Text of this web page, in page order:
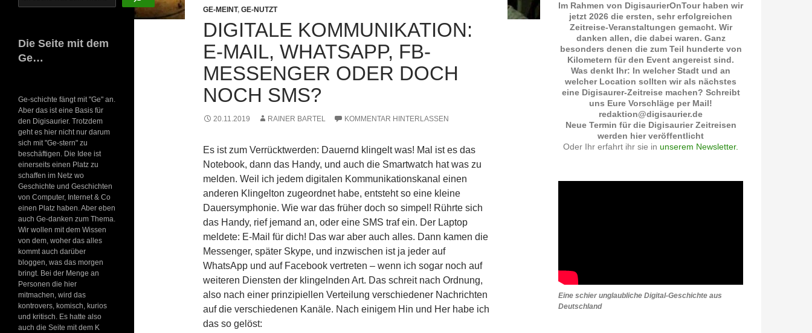
GE-MEINT, GE-NUTZT
DIGITALE KOMMUNIKATION:
E-MAIL, WHATSAPP, FB-
MESSENGER ODER DOCH
NOCH SMS?
20.11.2019 RAINER BARTEL KOMMENTAR HINTERLASSEN
Es ist zum Verrücktwerden: Dauernd klingelt was! Mal ist es das
Notebook, dann das Handy, und auch die Smartwatch hat was zu
melden. Weil ich jedem digitalen Kommunikationskanal einen
anderen Klingelton zugeordnet habe, entsteht so eine kleine
Dauersymphonie. Wie war das früher doch so simpel! Rührte sich
das Handy, rief jemand an, oder eine SMS traf ein. Der Laptop
meldete: E-Mail für dich! Das war aber auch alles. Dann kamen die
Messenger, später Skype, und inzwischen ist ja jeder auf
WhatsApp und auf Facebook vertreten – wenn ich sogar noch auf
weiteren Diensten der klingelnden Art. Das schreit nach Ordnung,
also nach einer prinzipiellen Verteilung verschiedener Nachrichten
auf die verschiedenen Kanäle. Nach einigem Hin und Her habe ich
das so gelöst:
Im Rahmen von DigisaurierOnTour haben wir
jetzt 2026 die ersten, sehr erfolgreichen
Zeitreise-Veranstaltungen gemacht. Wir
danken allen, die dabei waren. Ganz
besonders denen die zum Teil hunderte von
Kilometern für den Event angereist sind.
Was denkt Ihr: In welcher Stadt und an
welcher Location sollten wir als nächstes
eine Digisaurer-Zeitreise machen? Schreibt
uns Eure Vorschläge per Mail!
redaktion@digisaurier.de
Neue Termin für die Digisaurier Zeitreisen
werden hier veröffentlicht
Oder Ihr erfahrt ihr sie in unserem Newsletter.
Eine schier unglaubliche Digital-Geschichte aus
Deutschland
Die Seite mit dem
Ge…
Ge-schichte fängt mit "Ge" an.
Aber das ist eine Basis für
den Digisaurier. Trotzdem
geht es hier nicht nur darum
sich mit "Ge-stern" zu
beschäftigen. Die Idee ist
einerseits einen Platz zu
schaffen im Netz wo
Geschichte und Geschichten
von Computer, Internet & Co
einen Platz haben. Aber eben
auch Ge-danken zum Thema.
Wir wollen mit dem Wissen
von dem, woher das alles
kommt auch darüber
bloggen, was das morgen
bringt. Bei der Menge an
Personen die hier
mitmachen, wird das
kontrovers, komisch, kurios
und kritisch. Es hatte also
auch die Seite mit dem K